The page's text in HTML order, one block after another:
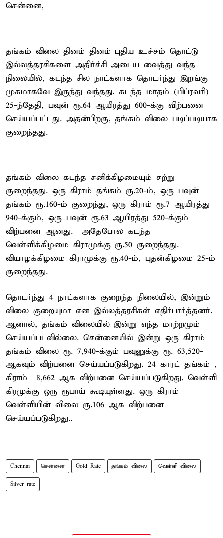
சென்னை,
தங்கம் விலை தினம் தினம் புதிய உச்சம் தொட்டு
இல்லத்தரசிகளை அதிர்ச்சி அடைய வைத்து வந்த
நிலையில், கடந்த சில நாட்களாக தொடர்ந்து இறங்கு
முகமாகவே இருந்து வந்தது. கடந்த மாதம் (பிப்ரவரி)
25-ந்தேதி, பவுன் ரூ.64 ஆயிரத்து 600-க்கு விற்பனை
செய்யப்பட்டது. அதன்பிறகு, தங்கம் விலை படிப்படியாக
குறைந்தது.
தங்கம் விலை கடந்த சனிக்கிழமையும் சற்று
குறைந்தது. ஒரு கிராம் தங்கம் ரூ.20-ம், ஒரு பவுன்
தங்கம் ரூ.160-ம் குறைந்து, ஒரு கிராம் ரூ.7 ஆயிரத்து
940-க்கும், ஒரு பவுன் ரூ.63 ஆயிரத்து 520-க்கும்
விற்பனை ஆனது. அதேபோல கடந்த
வெள்ளிக்கிழமை கிராமுக்கு ரூ.50 குறைந்தது.
வியாழக்கிழமை கிராமுக்கு ரூ.40-ம், புதன்கிழமை 25-ம்
குறைந்தது.
தொடர்ந்து 4 நாட்களாக குறைந்த நிலையில், இன்றும்
விலை குறையுமா என இல்லத்தரசிகள் எதிர்பார்த்தனர்.
ஆனால், தங்கம் விலையில் இன்று எந்த மாற்றமும்
செய்யப்படவில்லை. சென்னையில் இன்று ஒரு கிராம்
தங்கம் விலை ரூ. 7,940-க்கும் பவுனுக்கு ரூ. 63,520-
ஆகவும் விற்பனை செய்யப்படுகிறது. 24 காரட் தங்கம் ,
கிராம் 8,662 ஆக விற்பனை செய்யப்படுகிறது. வெள்ளி
கிரமுக்கு ஒரு ரூபாய் கூடியுள்ளது. ஒரு கிராம்
வெள்ளியின் விலை ரூ.106 ஆக விற்பனை
செய்யப்படுகிறது..
Chennai சென்னை Gold Rate தங்கம் விலை வெள்ளி விலை
Silver rate